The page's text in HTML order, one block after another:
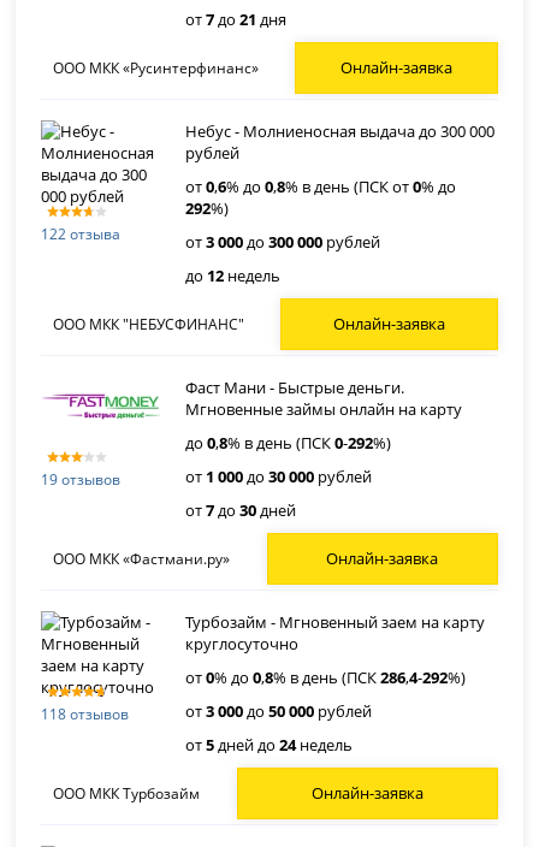
от7до21 дня
ООО МКК «Русинтерфинанс» Онлайн-заявка
122 отзыва
Небус - Молниеносная выдача до 300 000
рублей
от0,6% до0,8% в день (ПСК от0% до
292%)
от3 000до300 000 рублей
до 12 недель
ООО МКК "НЕБУСФИНАНС" Онлайн-заявка
19 отзывов
Фаст Мани - Быстрые деньги.
Мгновенные займы онлайн на карту
до0,8% в день (ПСК0-292%)
от 1 000до30 000 рублей
от7до30дней
ООО МКК «Фастмани.ру» Онлайн-заявка
118 отзывов
Турбозайм - Мгновенный заем на карту
круглосуточно
от0% до0,8% в день (ПСК286,4-292%)
от3 000до50 000 рублей
от5дней до24недель
ООО МКК Турбозайм Онлайн-заявка